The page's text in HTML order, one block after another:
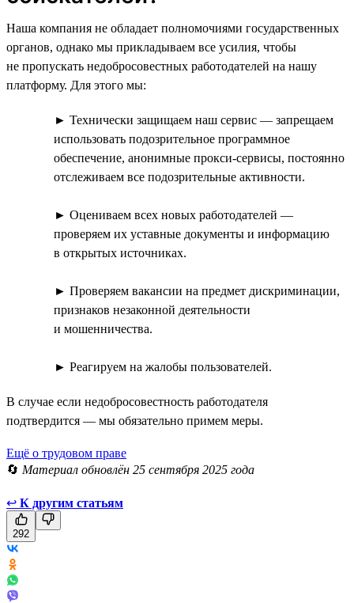
Наша компания не обладает полномочиями государственных
органов, однако мы прикладываем все усилия, чтобы
не пропускать недобросовестных работодателей на нашу
платформу. Для этого мы:
► Технически защищаем наш сервис — запрещаем
использовать подозрительное программное
обеспечение, анонимные прокси-сервисы, постоянно
отслеживаем все подозрительные активности.
► Оцениваем всех новых работодателей —
проверяем их уставные документы и информацию
в открытых источниках.
► Проверяем вакансии на предмет дискриминации,
признаков незаконной деятельности
и мошенничества.
► Реагируем на жалобы пользователей.
В случае если недобросовестность работодателя
подтвердится — мы обязательно примем меры.
Ещё о трудовом праве
🔄 Материал обновлён 25 сентября 2025 года
↩ К другим статьям
292